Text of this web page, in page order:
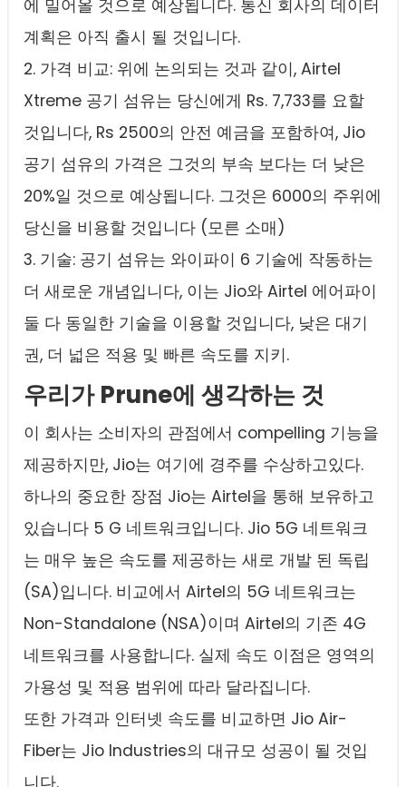
에 밀어올 것으로 예상됩니다. 통신 회사의 데이터
계획은 아직 출시 될 것입니다.
2. 가격 비교: 위에 논의되는 것과 같이, Airtel
Xtreme 공기 섬유는 당신에게 Rs. 7,733를 요할
것입니다, Rs 2500의 안전 예금을 포함하여, Jio
공기 섬유의 가격은 그것의 부속 보다는 더 낮은
20%일 것으로 예상됩니다. 그것은 6000의 주위에
당신을 비용할 것입니다 (모른 소매)
3. 기술: 공기 섬유는 와이파이 6 기술에 작동하는
더 새로운 개념입니다, 이는 Jio와 Airtel 에어파이
둘 다 동일한 기술을 이용할 것입니다, 낮은 대기
권, 더 넓은 적용 및 빠른 속도를 지키.
우리가 Prune에 생각하는 것
이 회사는 소비자의 관점에서 compelling 기능을
제공하지만, Jio는 여기에 경주를 수상하고있다.
하나의 중요한 장점 Jio는 Airtel을 통해 보유하고
있습니다 5 G 네트워크입니다. Jio 5G 네트워크
는 매우 높은 속도를 제공하는 새로 개발 된 독립
(SA)입니다. 비교에서 Airtel의 5G 네트워크는
Non-Standalone (NSA)이며 Airtel의 기존 4G
네트워크를 사용합니다. 실제 속도 이점은 영역의
가용성 및 적용 범위에 따라 달라집니다.
또한 가격과 인터넷 속도를 비교하면 Jio Air-
Fiber는 Jio Industries의 대규모 성공이 될 것입
니다.